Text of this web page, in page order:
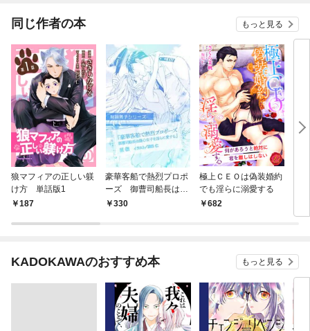
同じ作者の本 もっと見る
狼マフィアの正しい躾
け方 単話版1
187
豪華客船で熱烈プロポ
ーズ 御曹司船長は傷
心女子を淫らに愛する
330
極上ＣＥＯは偽装婚約
でも淫らに溺愛する
682
KADOKAWAのおすすめ本 もっと見る